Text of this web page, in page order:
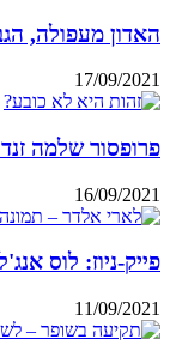
האדון מעפולה,
17/09/2021
פרופסור שלמה
16/09/2021
פייק-ניוז: לוס
11/09/2021